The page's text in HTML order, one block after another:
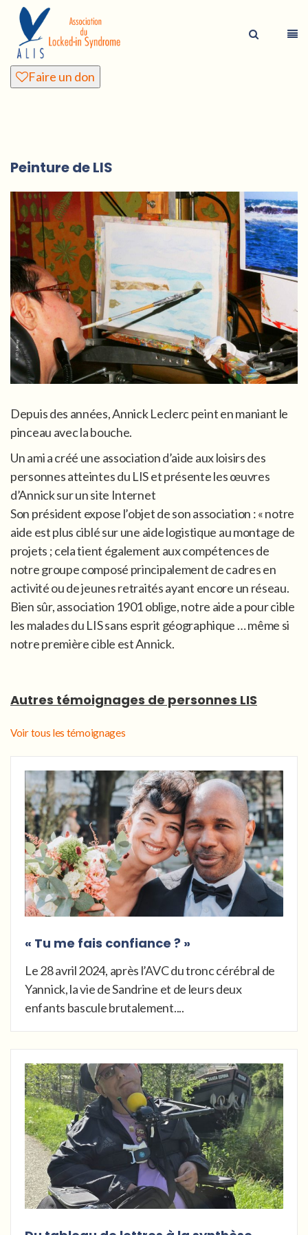
Faire un don
Peinture de LIS
Depuis des années, Annick Leclerc peint en maniant le
pinceau avec la bouche.
Un ami a créé une association d’aide aux loisirs des
personnes atteintes du LIS et présente les œuvres
d’Annick sur un site Internet
Son président expose l’objet de son association : « notre
aide est plus ciblé sur une aide logistique au montage de
projets ; cela tient également aux compétences de
notre groupe composé principalement de cadres en
activité ou de jeunes retraités ayant encore un réseau.
Bien sûr, association 1901 oblige, notre aide a pour cible
les malades du LIS sans esprit géographique … même si
notre première cible est Annick.
Autres témoignages de personnes LIS
Voir tous les témoignages
« Tu me fais confiance ? »
Le 28 avril 2024, après l’AVC du tronc cérébral de
Yannick, la vie de Sandrine et de leurs deux
enfants bascule brutalement....